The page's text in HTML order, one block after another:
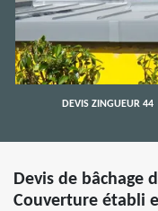
DEVIS ZINGUEUR 44
Devis de bâchage
Couverture établi